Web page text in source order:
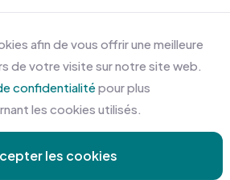
afin de vous offrir une meilleure
de votre visite sur notre site web.
confidentialitépour plus
les cookies utilisés.
les cookies